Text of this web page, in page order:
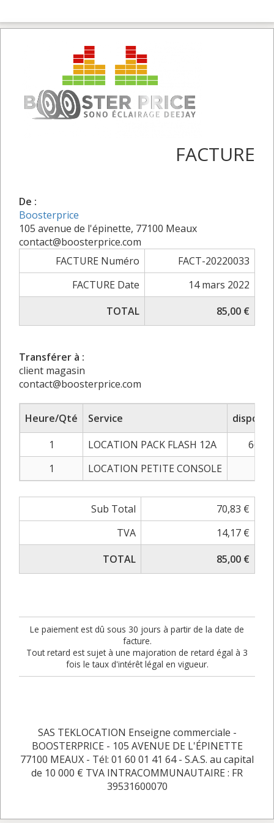
FACTURE
De :
Boosterprice
105 avenue de l'épinette, 77100 Meaux
contact@boosterprice.com
FACTURE Numéro
FACT-20220033
FACTURE Date
14 mars 2022
TOTAL
85,00 €
Transférer à :
client magasin
contact@boosterprice.com
Heure/Qté Service
1
LOCATION PACK FLASH 12A
1
LOCATION PETITE CONSOLE
Sub Total
70,83 €
TVA
14,17 €
TOTAL
85,00 €
Le paiement est dû sous 30 jours à partir de la date de
facture.
Tout retard est sujet à une majoration de retard égal à 3
fois le taux d'intérêt légal en vigueur.
SAS TEKLOCATION Enseigne commerciale -
BOOSTERPRICE - 105 AVENUE DE L'ÉPINETTE
77100 MEAUX - Tél: 01 60 01 41 64 - S.A.S. au capital
de 10 000 € TVA INTRACOMMUNAUTAIRE : FR
39531600070